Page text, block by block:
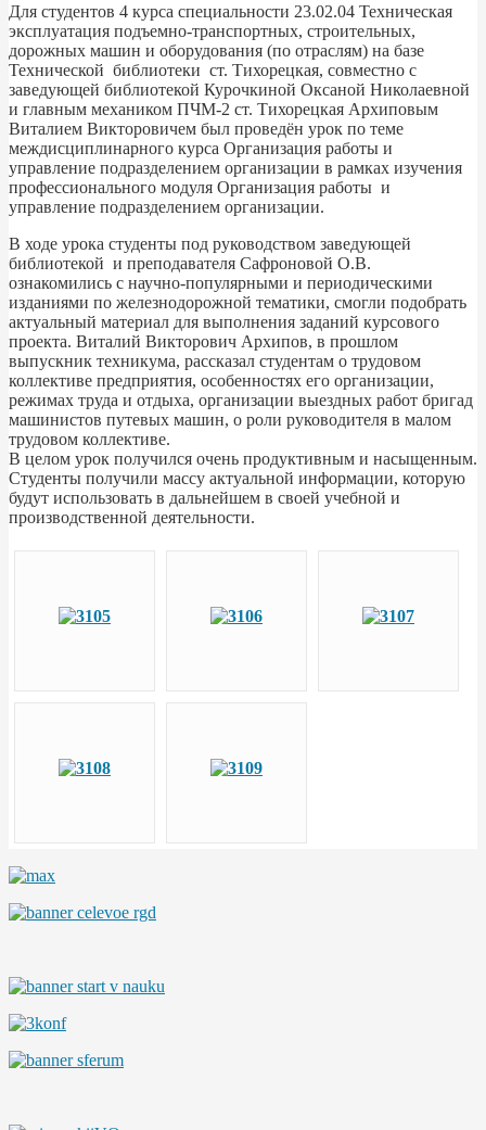
Для студентов 4 курса специальности 23.02.04 Техническая
эксплуатация подъемно-транспортных, строительных,
дорожных машин и оборудования (по отраслям) на базе
Технической библиотеки ст. Тихорецкая, совместно с
заведующей библиотекой Курочкиной Оксаной Николаевной
и главным механиком ПЧМ-2 ст. Тихорецкая Архиповым
Виталием Викторовичем был проведён урок по теме
междисциплинарного курса Организация работы и
управление подразделением организации в рамках изучения
профессионального модуля Организация работы и
управление подразделением организации.
В ходе урока студенты под руководством заведующей
библиотекой и преподавателя Сафроновой О.В.
ознакомились с научно-популярными и периодическими
изданиями по железнодорожной тематики, смогли подобрать
актуальный материал для выполнения заданий курсового
проекта. Виталий Викторович Архипов, в прошлом
выпускник техникума, рассказал студентам о трудовом
коллективе предприятия, особенностях его организации,
режимах труда и отдыха, организации выездных работ бригад
машинистов путевых машин, о роли руководителя в малом
трудовом коллективе.
В целом урок получился очень продуктивным и насыщенным.
Студенты получили массу актуальной информации, которую
будут использовать в дальнейшем в своей учебной и
производственной деятельности.